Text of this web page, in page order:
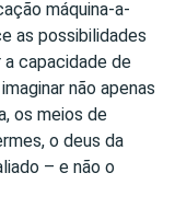
máquina-a-
as possibilidades
a capacidade de
não apenas
os meios de
o deus da
– e não o